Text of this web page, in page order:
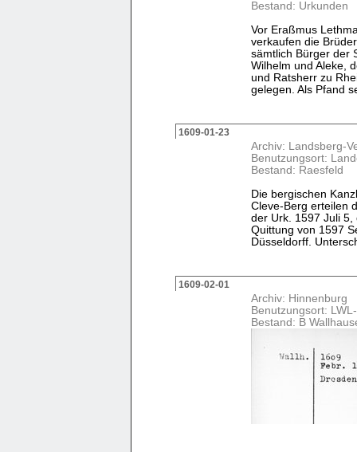
Bestand: Urkunden
Vor Eraßmus
verkaufen die
sämtlich Bürger der
Wilhelm und Aleke,
und Ratsherr zu
gelegen. Als Pfand
1609-01-23
Archiv: Landsberg-
Benutzungsort:
Bestand: Raesfeld
Die bergischen
Cleve-Berg erteilen
der Urk. 1597 Juli 5,
Quittung von 1597
Düsseldorff.
1609-02-01
Archiv: Hinnenburg
Benutzungsort:
Bestand: B